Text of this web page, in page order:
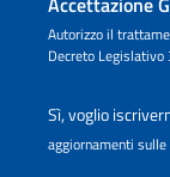
Autorizzo il
Decreto
Sì, voglio
aggiornamenti